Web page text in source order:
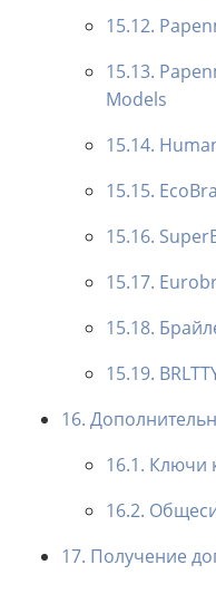
15.12.
15.13.
Models
15.14.
15.15.
15.16.
15.17.
15.18.
15.19.
16.
16.1. Ключи
16.2.
17. Получение